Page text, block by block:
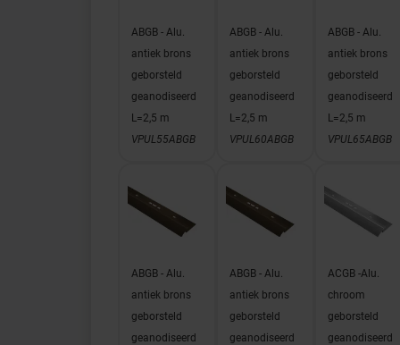
ABGB - Alu.
antiek brons
geborsteld
geanodiseerd
L=2,5 m
VPUL55ABGB
ABGB - Alu.
antiek brons
geborsteld
geanodiseerd
L=2,5 m
VPUL60ABGB
ABGB - Alu.
antiek brons
geborsteld
geanodiseerd
L=2,5 m
VPUL65ABGB
ABGB - Alu.
antiek brons
geborsteld
geanodiseerd
ABGB - Alu.
antiek brons
geborsteld
geanodiseerd
ACGB -Alu.
chroom
geborsteld
geanodiseerd